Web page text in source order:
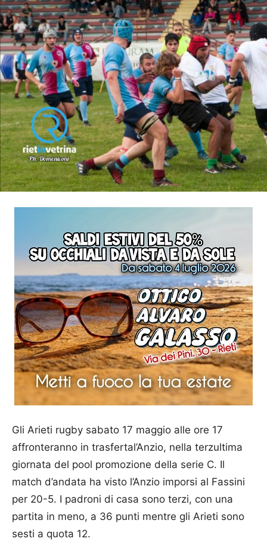
Gli Arieti rugby sabato 17 maggio alle ore 17
affronteranno in trasfertal’Anzio, nella terzultima
giornata del pool promozione della serie C. Il
match d’andata ha visto l’Anzio imporsi al Fassini
per 20-5. I padroni di casa sono terzi, con una
partita in meno, a 36 punti mentre gli Arieti sono
sesti a quota 12.